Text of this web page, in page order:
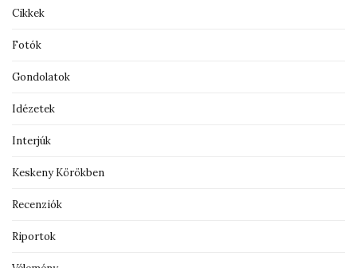
Cikkek
Fotók
Gondolatok
Idézetek
Interjúk
Keskeny Körökben
Recenziók
Riportok